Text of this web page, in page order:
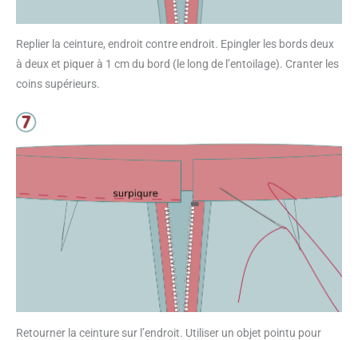
Replier la ceinture, endroit contre endroit. Epingler les bords deux
à deux et piquer à 1 cm du bord (le long de l’entoilage). Cranter les
coins supérieurs.
Retourner la ceinture sur l’endroit. Utiliser un objet pointu pour